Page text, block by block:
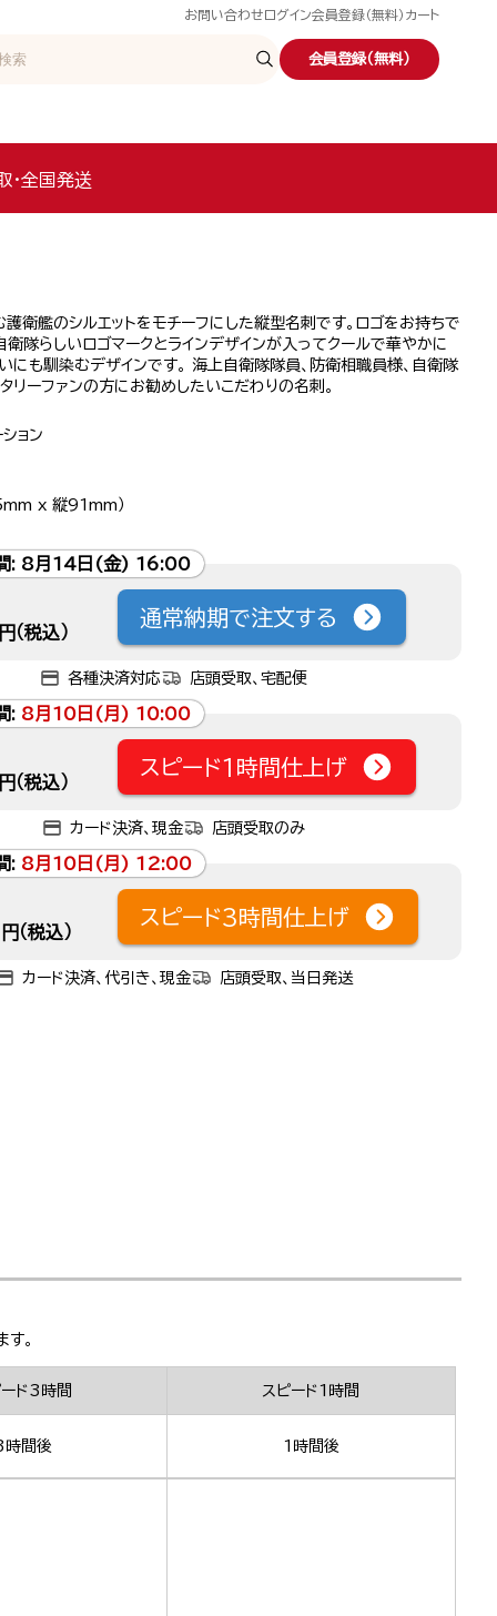
お問い合わせ ログイン会員登録（無料） カート
会員登録（無料）
・全国発送
衛艦のシルエットをモチーフにした縦型名刺です。ロゴをお持ちで
隊らしいロゴマークとラインデザインが入ってクールで華やかに
にも馴染むデザインです。 海上自衛隊隊員、防衛相職員様、自衛隊
リーファンの方にお勧めしたいこだわりの名刺。
ョン
x 縦91mm）
: 8月14日(金) 16:00
（税込）
通常納期で注文する
各種決済対応 店頭受取、宅配便
: 8月10日(月) 10:00
（税込）
スピード1時間仕上げ
カード決済、現金 店頭受取のみ
: 8月10日(月) 12:00
円（税込）
スピード3時間仕上げ
カード決済、代引き、現金 店頭受取、当日発送
。
ド3時間 スピード1時間
間後 1時間後